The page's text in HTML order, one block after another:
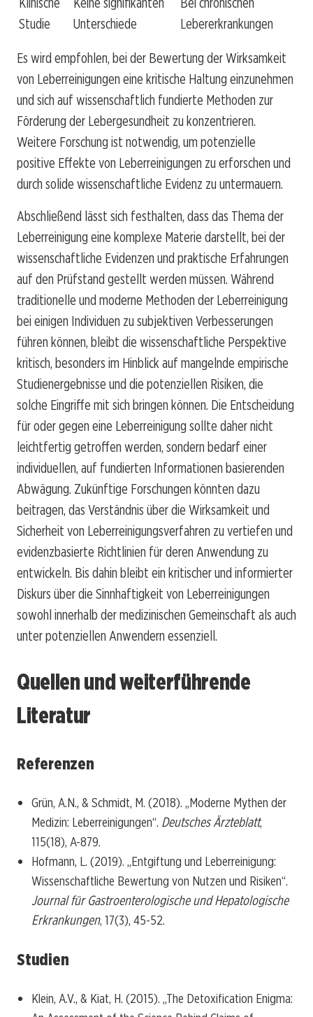
Studie
Unterschiede
Lebererkrankungen
Es wird empfohlen, bei der Bewertung der Wirksamkeit
von Leberreinigungen eine kritische Haltung einzunehmen
und sich auf wissenschaftlich fundierte Methoden zur
Förderung der Lebergesundheit zu konzentrieren.
Weitere Forschung ist notwendig, um potenzielle
positive Effekte von Leberreinigungen zu erforschen und
durch solide wissenschaftliche Evidenz zu untermauern.
Abschließend lässt sich festhalten, dass das Thema der
Leberreinigung eine komplexe Materie darstellt, bei der
wissenschaftliche Evidenzen und praktische Erfahrungen
auf den Prüfstand gestellt werden müssen. Während
traditionelle und moderne Methoden der Leberreinigung
bei einigen Individuen zu subjektiven Verbesserungen
führen können, bleibt die wissenschaftliche Perspektive
kritisch, besonders im Hinblick auf mangelnde empirische
Studienergebnisse und die potenziellen Risiken, die
solche Eingriffe mit sich bringen können. Die Entscheidung
für oder gegen eine Leberreinigung sollte daher nicht
leichtfertig getroffen werden, sondern bedarf einer
individuellen, auf fundierten Informationen basierenden
Abwägung. Zukünftige Forschungen könnten dazu
beitragen, das Verständnis über die Wirksamkeit und
Sicherheit von Leberreinigungsverfahren zu vertiefen und
evidenzbasierte Richtlinien für deren Anwendung zu
entwickeln. Bis dahin bleibt ein kritischer und informierter
Diskurs über die Sinnhaftigkeit von Leberreinigungen
sowohl innerhalb der medizinischen Gemeinschaft als auch
unter potenziellen Anwendern essenziell.
Quellen und weiterführende
Literatur
Referenzen
Grün, A.N., & Schmidt, M. (2018). „Moderne Mythen der
Medizin: Leberreinigungen“. Deutsches Ärzteblatt,
115(18), A-879.
Hofmann, L. (2019). „Entgiftung und Leberreinigung:
Wissenschaftliche Bewertung von Nutzen und Risiken“.
Journal für Gastroenterologische und Hepatologische
Erkrankungen, 17(3), 45-52.
Studien
Klein, A.V., & Kiat, H. (2015). „The Detoxification Enigma: